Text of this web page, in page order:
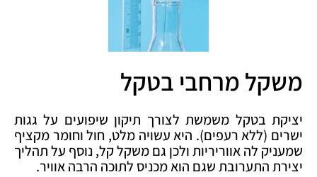
משקל מרחבי בטקל
יציקת בטקל משמשת לצורך תיקון שיפועים על גגות
ישרים (ללא רעפים). היא עשויה מלט, חול וחומר מקציף
שמעניק לה אווריריות ולכן גם משקל קל, נוסף על תהליך
יצירת התערובת שגם הוא מכניס לתוכה הרבה אוויר.